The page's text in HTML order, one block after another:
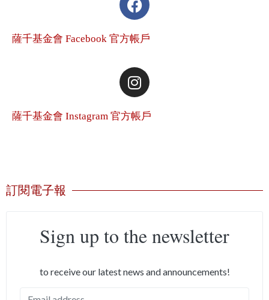
薩千基金會 Facebook 官方帳戶
薩千基金會 Instagram 官方帳戶
訂閱電子報
Sign up to the newsletter
to receive our latest news and announcements!